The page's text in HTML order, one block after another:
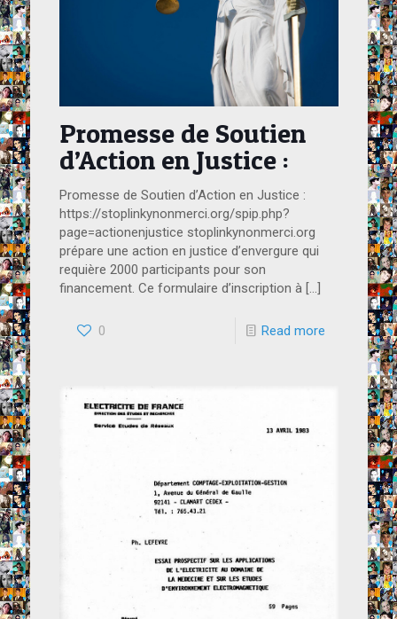
Promesse de Soutien
d’Action en Justice :
Promesse de Soutien d’Action en Justice :
https://stoplinkynonmerci.org/spip.php?
page=actionenjustice stoplinkynonmerci.org
prépare une action en justice d’envergure qui
requière 2000 participants pour son
financement. Ce formulaire d’inscription à[…]
0 Read more